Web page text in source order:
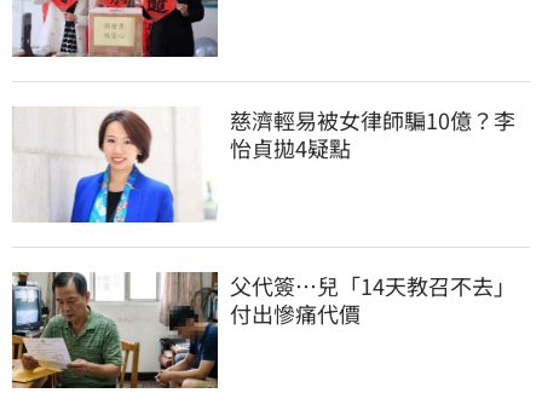
慈濟輕易被女律師騙10億？李
怡貞拋4疑點
父代簽…兒「14天教召不去」
付出慘痛代價